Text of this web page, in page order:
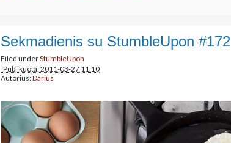
Sekmadienis su StumbleUpon #172
Filed underStumbleUpon
Publikuota: 2011-03-27 11:10
Autorius:Darius